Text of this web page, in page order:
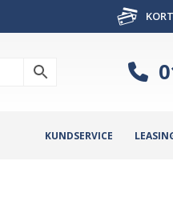
KUNDSERVICE